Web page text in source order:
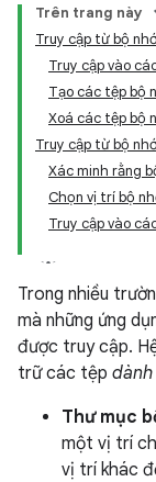
Trên trang này
Truy cập từ bộ
Truy cập vào
Tạo các tệp bộ
Xoá các tệp bộ
Truy cập từ bộ
Xác minh rằng
Chọn vị trí bộ
Truy cập vào
Trong nhiều
mà những ứng
được truy cập.
trữ các tệp
Thư mục
một vị trí
vị trí khác